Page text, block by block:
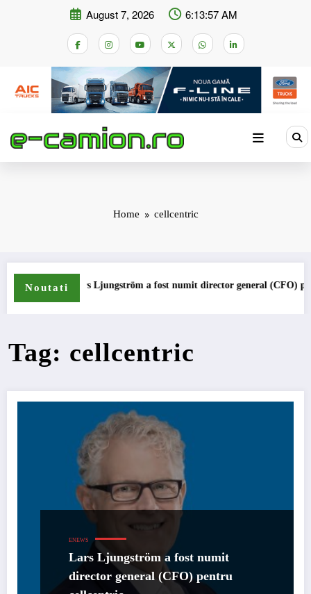
August 7, 2026 6:13:58 AM
Home cellcentric
Noutati
Lars Ljungström a fost numit director general (CFO) pentru
Tag: cellcentric
ENEWS
Lars Ljungström a fost numit
director general (CFO) pentru